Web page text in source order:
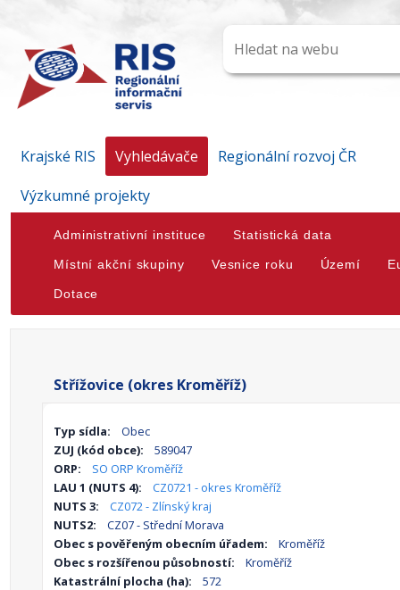
Krajské RIS Vyhledávače
Regionální rozvoj ČR
Výzkumné projekty
Administrativní instituce Statistická data
Místní akční skupiny Vesnice roku Území
Dotace
Střížovice (okres Kroměříž)
Typ sídla:
Obec
ZUJ (kód obce):
589047
ORP:
SO ORP Kroměříž
LAU 1 (NUTS 4):
CZ0721 - okres Kroměříž
NUTS 3:
CZ072 - Zlínský kraj
NUTS2:
CZ07 - Střední Morava
Obec s pověřeným obecním úřadem:
Kroměříž
Obec s rozšířenou působností:
Kroměříž
Katastrální plocha (ha):
572